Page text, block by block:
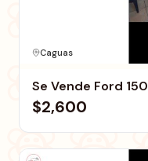
Caguas
Se Vende Ford 150
$2,600